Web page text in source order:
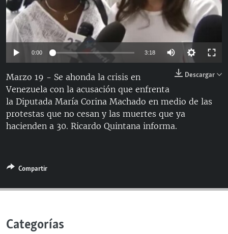
RADIO MARTÍ
ESPECIALES
LA REALIDAD DE LA VIVIENDA EN CUBA
SER VIEJO EN CUBA
KENTU-CUBANO
LOS SANTOS DE HIALEAH
MULTIMEDIA
EDITORIALES
SÍGUENOS
0:00 3:18
Descargar
Marzo 19 - Se ahonda la crisis en
Venezuela con la acusación que enfrenta
la Diputada María Corina Machado en medio de las
protestas que no cesan y las muertes que ya
hacienden a 30. Ricardo Quintana informa.
Compartir
Categorías